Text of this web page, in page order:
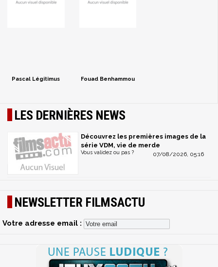
Pascal Légitimus Fouad Benhammou
LES DERNIÈRES NEWS
Découvrez les premières images de la
série VDM, vie de merde
07/08/2026, 05:16
Vous validez ou pas ?
NEWSLETTER FILMSACTU
Votre adresse email :